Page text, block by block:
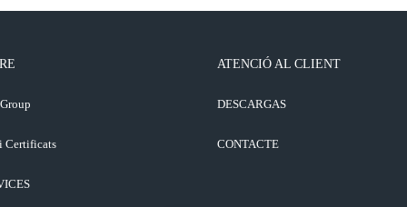
Certificats
ATENCIÓ AL CLIENT
DESCARGAS
CONTACTE